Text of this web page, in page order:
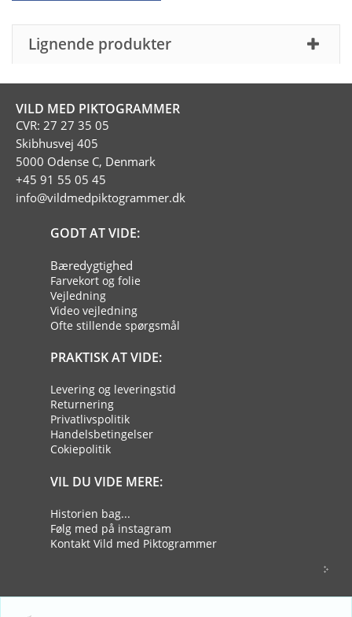
Lignende produkter
VILD MED PIKTOGRAMMER
CVR: 27 27 35 05
Skibhusvej 405
5000 Odense C, Denmark
+45 91 55 05 45
info@vildmedpiktogrammer.dk
GODT AT VIDE:
Bæredygtighed
Farvekort og folie
Vejledning
Video vejledning
Ofte stillende spørgsmål
PRAKTISK AT VIDE:
Levering og leveringstid
Returnering
Privatlivspolitik
Handelsbetingelser
Cokiepolitik
VIL DU VIDE MERE:
Historien bag...
Følg med på instagram
Kontakt Vild med Piktogrammer